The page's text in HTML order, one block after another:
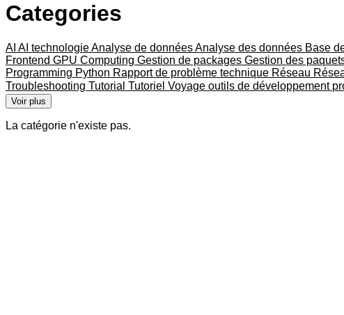
Categories
AI AI technologieAnalyse de donnéesAnalyse des données Base
Frontend GPU Computing Gestion de packages Gestion des
Programming Python Rapport de problème technique Réseau
Troubleshooting Tutorial Tutoriel Voyage outils de développement
Voir plus
La catégorie n'existe pas.